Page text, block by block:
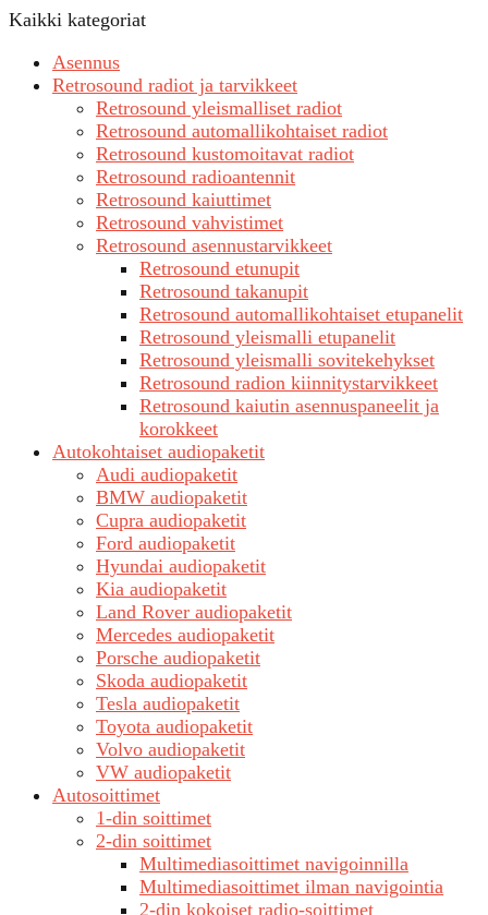
Kaikki kategoriat
Asennus
Retrosound radiot ja tarvikkeet
Retrosound yleismalliset radiot
Retrosound automallikohtaiset radiot
Retrosound kustomoitavat radiot
Retrosound radioantennit
Retrosound kaiuttimet
Retrosound vahvistimet
Retrosound asennustarvikkeet
Retrosound etunupit
Retrosound takanupit
Retrosound automallikohtaiset etupanelit
Retrosound yleismalli etupanelit
Retrosound yleismalli sovitekehykset
Retrosound radion kiinnitystarvikkeet
Retrosound kaiutin asennuspaneelit ja
korokkeet
Autokohtaiset audiopaketit
Audi audiopaketit
BMW audiopaketit
Cupra audiopaketit
Ford audiopaketit
Hyundai audiopaketit
Kia audiopaketit
Land Rover audiopaketit
Mercedes audiopaketit
Porsche audiopaketit
Skoda audiopaketit
Tesla audiopaketit
Toyota audiopaketit
Volvo audiopaketit
VW audiopaketit
Autosoittimet
1-din soittimet
2-din soittimet
Multimediasoittimet navigoinnilla
Multimediasoittimet ilman navigointia
2-din kokoiset radio-soittimet